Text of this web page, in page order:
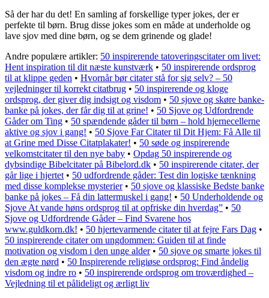
Så der har du det! En samling af forskellige typer jokes, der er
perfekte til børn. Brug disse jokes som en måde at underholde og
lave sjov med dine børn, og se dem grinende og glade!
Andre populære artikler: 50 inspirerende tatoveringscitater om livet:
Hent inspiration til dit næste kunstværk • 50 inspirerende ordsprog
til at klippe geden • Hvornår bør citater stå for sig selv? – 50
vejledninger til korrekt citatbrug • 50 inspirerende og kloge
ordsprog, der giver dig indsigt og visdom • 50 sjove og skøre banke-
banke på jokes, der får dig til at grine! • 50 Sjove og Udfordrende
Gåder om Ting • 50 spændende gåder til børn – hold hjernecellerne
aktive og sjov i gang! • 50 Sjove Far Citater til Dit Hjem: Få Alle til
at Grine med Disse Citatplakater! • 50 søde og inspirerende
velkomstcitater til den nye baby • Opdag 50 inspirerende og
dybsindige Bibelcitater på Bibelord.dk • 50 inspirerende citater, der
går lige i hjertet • 50 udfordrende gåder: Test din logiske tænkning
med disse komplekse mysterier• 50 sjove og klassiske Bedste banke
banke på jokes – Få din lattermuskel i gang! • 50 Underholdende og
Sjove At vande høns ordsprog til at opfriske din hverdag” • 50
Sjove og Udfordrende Gåder – Find Svarene hos
www.guldkorn.dk! • 50 hjertevarmende citater til at fejre Fars Dag •
50 inspirerende citater om ungdommen: Guiden til at finde
motivation og visdom i den unge alder• 50 sjove og smarte jokes til
den ægte nørd • 50 Inspirerende religiøse ordsprog: Find åndelig
visdom og indre ro • 50 inspirerende ordsprog om troværdighed –
Vejledning til et pålideligt og ærligt liv